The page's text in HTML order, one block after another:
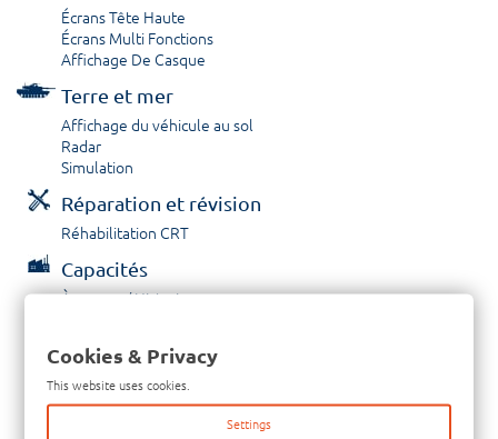
Écrans Tête Haute
Écrans Multi Fonctions
Affichage De Casque
Terre et mer
Affichage du véhicule au sol
Radar
Simulation
Réparation et révision
Réhabilitation CRT
Capacités
À propos / Historique
Contactez nous
Tél: +33-380-600-290
Télécopieur: +33-380-600-294
Cookies & Privacy
This website uses cookies.
Settings